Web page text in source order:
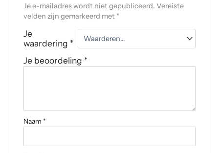
Je e-mailadres wordt niet gepubliceerd. Vereiste
velden zijn gemarkeerd met *
Je
waardering *
Je beoordeling *
Naam *